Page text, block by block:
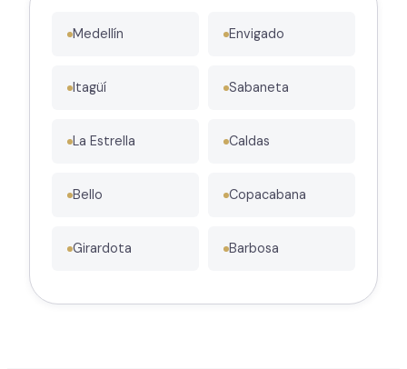
Medellín Envigado
Itagüí Sabaneta
La Estrella Caldas
Bello Copacabana
Girardota Barbosa